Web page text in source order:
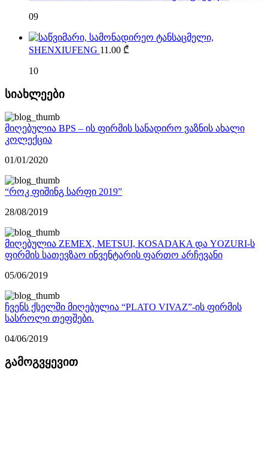
09
SHENXIUFENG 11.00 ₾
10
სიახლეები
მიღებულია BPS – ის ფირმის სანადირო ვაზნის ახალი
კოლექცია
01/01/2020
“როკ ფიშინგ სარფი 2019”
28/08/2019
მიღებულია ZEMEX, METSUI, KOSADAKA და YOZURI-ს
ფირმის სათევზაო ინვენტარის ფართო არჩევანი
05/06/2019
ჩვენს ქსელში მიღებულია “PLATO VIVAZ”-ის ფირმის
სასროლი თეფშები.
04/06/2019
გამოგვყევით